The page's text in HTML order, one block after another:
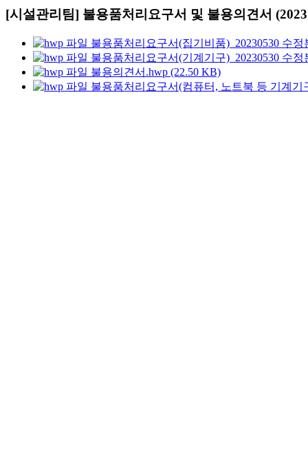
[시설관리팀] 불용품처리요구서 및 불용의견서
불용품처리요구서(집기비품)_20230530 수정
불용품처리요구서(기계기구)_20230530 수정
불용의견서.hwp (22.50 KB)
불용품처리요구서(컴퓨터, 노트북 등 기계기